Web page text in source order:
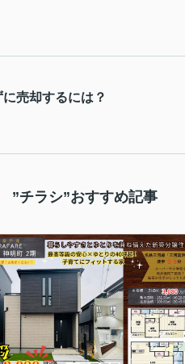
売却するには？
”チラシ”おすすめ記事